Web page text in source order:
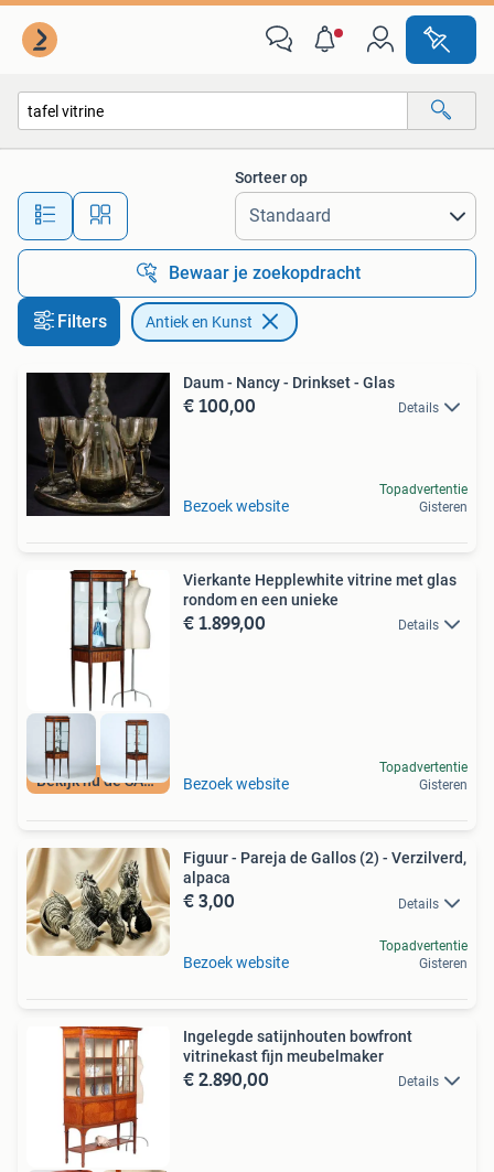
Alle afstanden…
Sorteer op
Bewaar je zoekopdracht
Filters Antiek en Kunst
Daum - Nancy - Drinkset - Glas
€ 100,00 Details
Bezoek website
Topadvertentie
Gisteren
Bekijk nu de SALE
Vierkante Hepplewhite vitrine met glas
rondom en een unieke
€ 1.899,00 Details
Bezoek website
Topadvertentie
Gisteren
Figuur - Pareja de Gallos (2) - Verzilverd,
alpaca
€ 3,00 Details
Bezoek website
Topadvertentie
Gisteren
Ingelegde satijnhouten bowfront
vitrinekast fijn meubelmaker
€ 2.890,00 Details